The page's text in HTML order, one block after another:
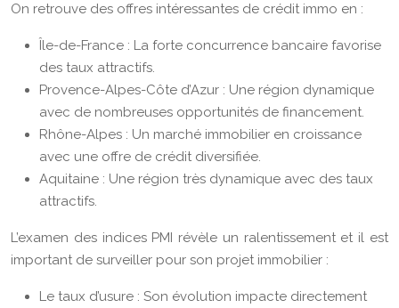
On retrouve des offres intéressantes de crédit immo en :
Île-de-France : La forte concurrence bancaire favorise
des taux attractifs.
Provence-Alpes-Côte d’Azur : Une région dynamique
avec de nombreuses opportunités de financement.
Rhône-Alpes : Un marché immobilier en croissance
avec une offre de crédit diversifiée.
Aquitaine : Une région très dynamique avec des taux
attractifs.
L’examen des indices PMI révèle un ralentissement et il est
important de surveiller pour son projet immobilier :
Le taux d’usure : Son évolution impacte directement